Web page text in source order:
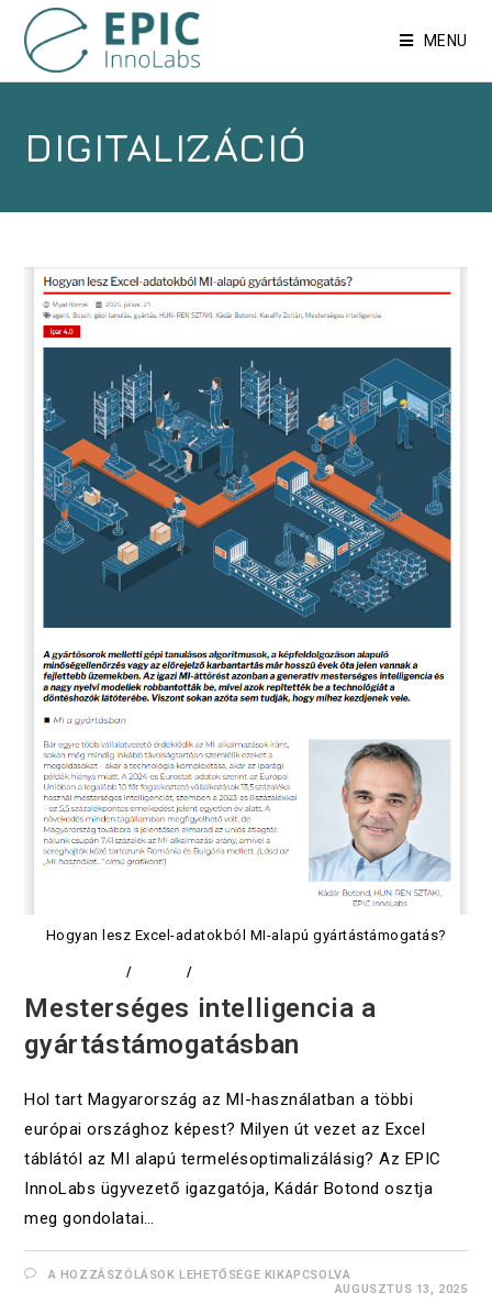
MENU
DIGITALIZÁCIÓ
Hogyan lesz Excel-adatokból MI-alapú gyártástámogatás?
/ /
Mesterséges intelligencia a
gyártástámogatásban
Hol tart Magyarország az MI-használatban a többi
európai országhoz képest? Milyen út vezet az Excel
táblától az MI alapú termelésoptimalizálásig? Az EPIC
InnoLabs ügyvezető igazgatója, Kádár Botond osztja
meg gondolatai…
A HOZZÁSZÓLÁSOK LEHETŐSÉGE KIKAPCSOLVA
AUGUSZTUS 13, 2025